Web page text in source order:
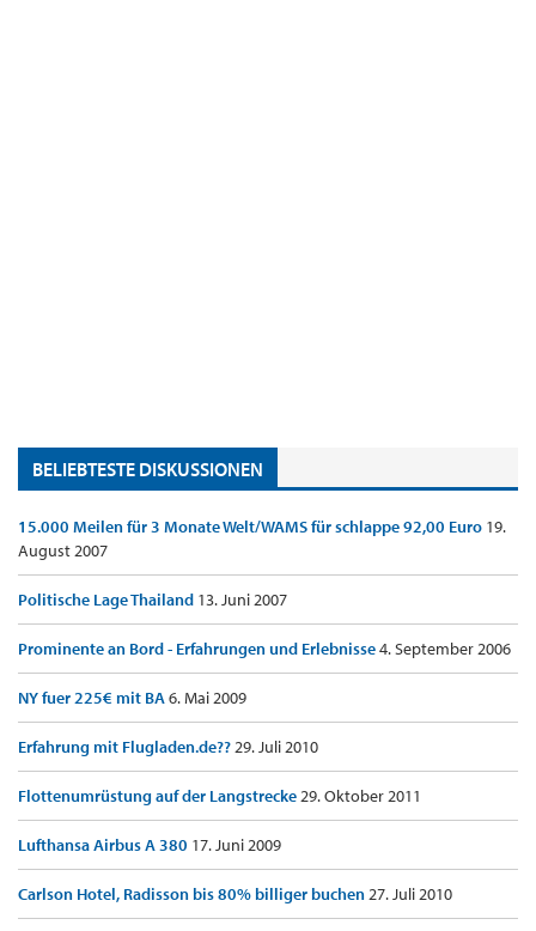
BELIEBTESTE DISKUSSIONEN
15.000 Meilen für 3 Monate Welt/WAMS für schlappe 92,00 Euro 19.
August 2007
Politische Lage Thailand 13. Juni 2007
Prominente an Bord - Erfahrungen und Erlebnisse4. September 2006
NY fuer 225€ mit BA6. Mai 2009
Erfahrung mit Flugladen.de??29. Juli 2010
Flottenumrüstung auf der Langstrecke29. Oktober 2011
Lufthansa Airbus A 380 17. Juni 2009
Carlson Hotel, Radisson bis 80% billiger buchen27. Juli 2010